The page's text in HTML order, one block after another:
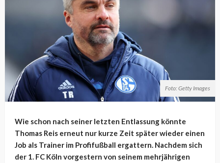
Foto: Getty Images
Wie schon nach seiner letzten Entlassung könnte
Thomas Reis erneut nur kurze Zeit später wieder einen
Job als Trainer im Profifußball ergattern. Nachdem sich
der 1. FC Köln vorgestern von seinem mehrjährigen